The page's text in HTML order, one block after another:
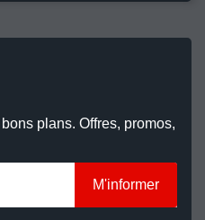
plans. Offres, promos,
M'informer